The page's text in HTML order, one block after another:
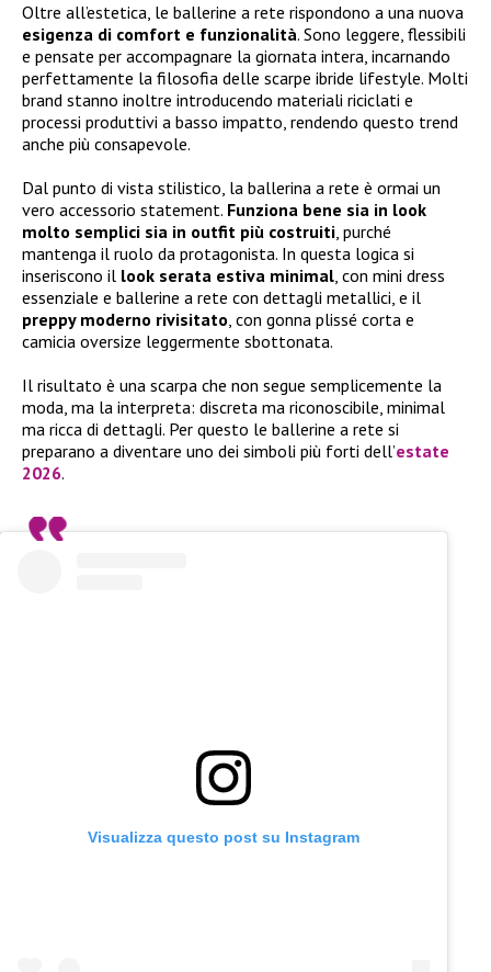
Oltre all’estetica, le ballerine a rete rispondono a una nuova
esigenza di comfort e funzionalità. Sono leggere, flessibili
e pensate per accompagnare la giornata intera, incarnando
perfettamente la filosofia delle scarpe ibride lifestyle. Molti
brand stanno inoltre introducendo materiali riciclati e
processi produttivi a basso impatto, rendendo questo trend
anche più consapevole.
Dal punto di vista stilistico, la ballerina a rete è ormai un
vero accessorio statement. Funziona bene sia in look
molto semplici sia in outfit più costruiti, purché
mantenga il ruolo da protagonista. In questa logica si
inseriscono il look serata estiva minimal, con mini dress
essenziale e ballerine a rete con dettagli metallici, e il
preppy moderno rivisitato, con gonna plissé corta e
camicia oversize leggermente sbottonata.
Il risultato è una scarpa che non segue semplicemente la
moda, ma la interpreta: discreta ma riconoscibile, minimal
ma ricca di dettagli. Per questo le ballerine a rete si
preparano a diventare uno dei simboli più forti dell’estate
2026.
Visualizza questo post su Instagram